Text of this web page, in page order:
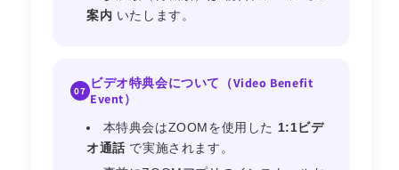
案内 いたします。
07 ビデオ特典会について（Video Benefit
Event）
本特典会はZOOMを使用した 1:1ビデ
オ通話で実施されます。